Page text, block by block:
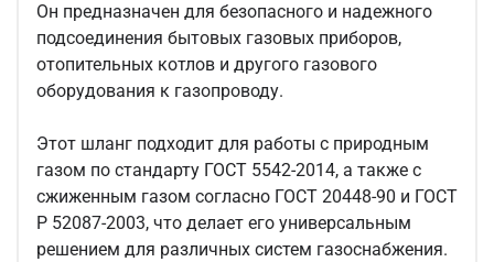
Он предназначен для безопасного и надежного
подсоединения бытовых газовых приборов,
отопительных котлов и другого газового
оборудования к газопроводу.
Этот шланг подходит для работы с природным
газом по стандарту ГОСТ 5542-2014, а также с
сжиженным газом согласно ГОСТ 20448-90 и ГОСТ
Р 52087-2003, что делает его универсальным
решением для различных систем газоснабжения.